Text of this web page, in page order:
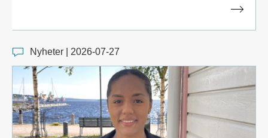
Nyheter | 2026-07-27